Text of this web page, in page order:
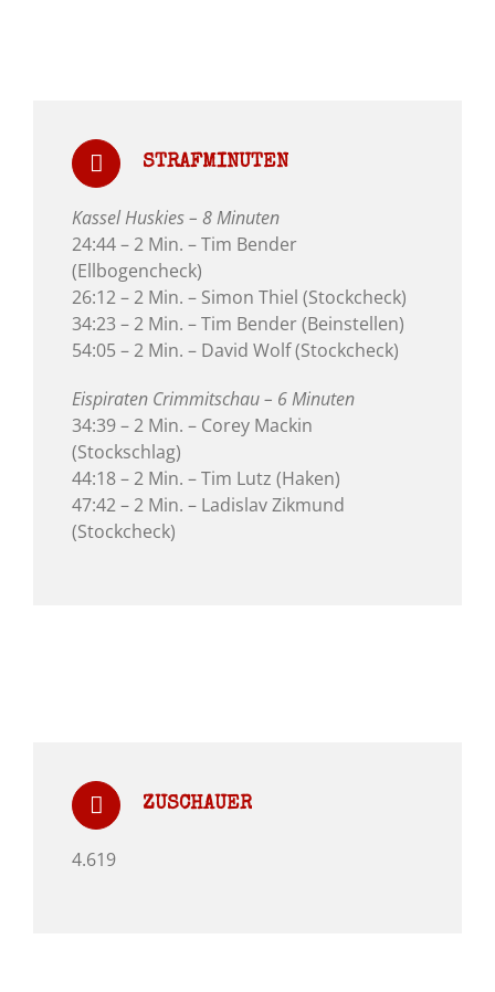
STRAFMINUTEN
Kassel Huskies – 8 Minuten
24:44 – 2 Min. – Tim Bender
(Ellbogencheck)
26:12 – 2 Min. – Simon Thiel (Stockcheck)
34:23 – 2 Min. – Tim Bender (Beinstellen)
54:05 – 2 Min. – David Wolf (Stockcheck)
Eispiraten Crimmitschau – 6 Minuten
34:39 – 2 Min. – Corey Mackin
(Stockschlag)
44:18 – 2 Min. – Tim Lutz (Haken)
47:42 – 2 Min. – Ladislav Zikmund
(Stockcheck)
ZUSCHAUER
4.619